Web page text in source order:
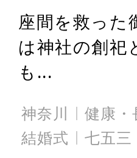
座間を救っ
は神社の創祀
も...
神奈川 健康・
結婚式
七五三